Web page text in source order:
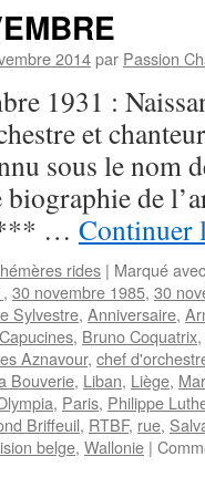
2014par Passion
1931 :
et
sous le nom
biographie de
… Continuer
rides | Marqué avec
, 30 novembre 1985, 30
Sylvestre, Anniversaire,
, Bruno Coquatrix,
Aznavour, chef
Bouverie, Liban, Liège,
, Paris, Philippe
Briffeuil, RTBF, rue,
belge, Wallonie |